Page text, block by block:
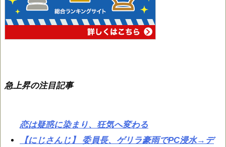
急上昇の注目記事
恋は疑惑に染まり、狂気へ変わる
【にじさんじ】 委員長、ゲリラ豪雨でPC浸水→デ